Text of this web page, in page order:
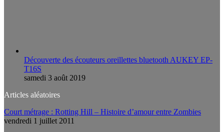
Découverte des écouteurs oreillettes bluetooth AUKEY EP-
T16S
samedi 3 août 2019
Articles aléatoires
Court métrage : Rotting Hill – Histoire d’amour entre Zombies
vendredi 1 juillet 2011